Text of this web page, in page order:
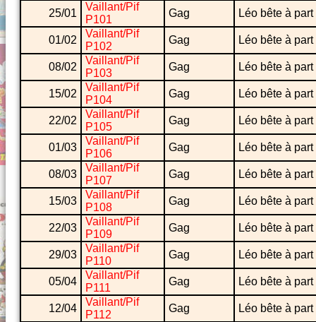
25/01
Vaillant/Pif
P101
Gag Léo bête à part
01/02
Vaillant/Pif
P102
Gag Léo bête à part
08/02
Vaillant/Pif
P103
Gag Léo bête à part
15/02
Vaillant/Pif
P104
Gag Léo bête à part
22/02
Vaillant/Pif
P105
Gag Léo bête à part
01/03
Vaillant/Pif
P106
Gag Léo bête à part
08/03
Vaillant/Pif
P107
Gag Léo bête à part
15/03
Vaillant/Pif
P108
Gag Léo bête à part
22/03
Vaillant/Pif
P109
Gag Léo bête à part
29/03
Vaillant/Pif
P110
Gag Léo bête à part
05/04
Vaillant/Pif
P111
Gag Léo bête à part
12/04
Vaillant/Pif
P112
Gag Léo bête à part